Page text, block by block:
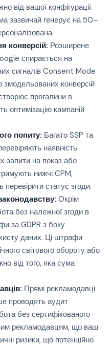
від вашої конфігурації.
зазвичай генерує на 50–
конверсій: Розширене
спирається на
сигналів Consent Mode
конверсій
прогалини в
оптимізацію кампаній
попиту: Багато SSP та
наявність
запити на показ або
нижчі CPM,
перевірити статус згоди.
Окрім
без належної згоди в
за GDPR з боку
даних. Ці штрафи
світового обороту або
від того, яка сума
Прямі рекламодавці
проводять аудит
без сертифікованого
рекламодавцям, що ваш
ризики, що потенційно